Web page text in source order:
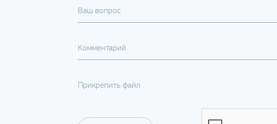
Ваш вопрос
Комментарий
Прикрепить файл